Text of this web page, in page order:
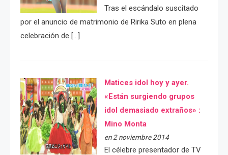
Tras el escándalo suscitado
por el anuncio de matrimonio de Ririka Suto en plena
celebración de […]
Matices idol hoy y ayer.
«Están surgiendo grupos
idol demasiado extraños» :
Mino Monta
en 2 noviembre 2014
El célebre presentador de TV